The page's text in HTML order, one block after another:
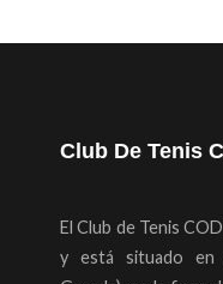
Club De Tenis
El Club de Tenis
y está situado en